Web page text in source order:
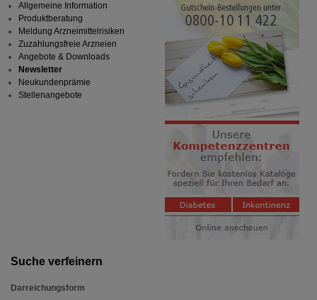
Suche verfeinern
Darreichungsform
Allgemeine Information
Produktberatung
Meldung Arzneimittelrisiken
Zuzahlungsfreie Arzneien
Angebote & Downloads
Newsletter
Neukundenprämie
Stellenangebote